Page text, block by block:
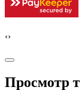
‹›
Просмотр